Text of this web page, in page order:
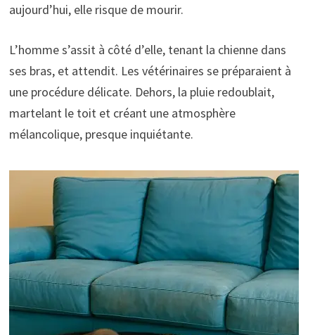
aujourd’hui, elle risque de mourir.
L’homme s’assit à côté d’elle, tenant la chienne dans
ses bras, et attendit. Les vétérinaires se préparaient à
une procédure délicate. Dehors, la pluie redoublait,
martelant le toit et créant une atmosphère
mélancolique, presque inquiétante.